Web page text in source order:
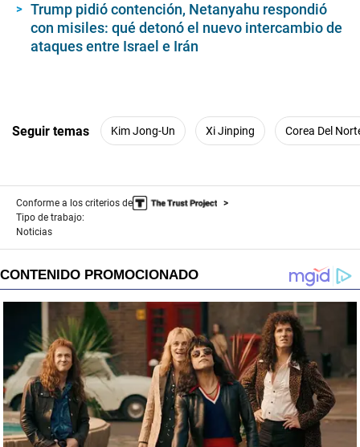
Trump pidió contención, Netanyahu respondió
con misiles: qué detonó el nuevo intercambio de
ataques entre Israel e Irán
Seguir temas Kim Jong-Un Xi Jinping Corea Del
Conforme a los criterios de
Tipo de trabajo:
Noticias